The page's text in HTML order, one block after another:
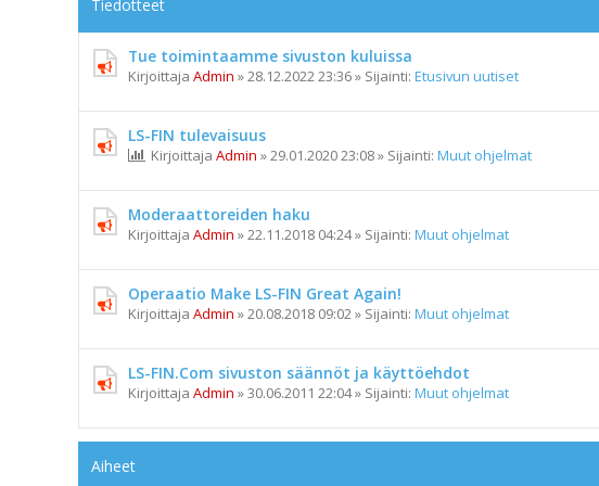
Tiedotteet
Tue toimintaamme sivuston kuluissa
Kirjoittaja Admin »28.12.2022 23:36» Sijainti: Etusivun uutiset
LS-FIN tulevaisuus
Kirjoittaja Admin »29.01.2020 23:08» Sijainti: Muut ohjelmat
Moderaattoreiden haku
Kirjoittaja Admin »22.11.2018 04:24» Sijainti: Muut ohjelmat
Operaatio Make LS-FIN Great Again!
Kirjoittaja Admin »20.08.2018 09:02» Sijainti: Muut ohjelmat
LS-FIN.Com sivuston säännöt ja käyttöehdot
Kirjoittaja Admin »30.06.2011 22:04» Sijainti: Muut ohjelmat
Aiheet